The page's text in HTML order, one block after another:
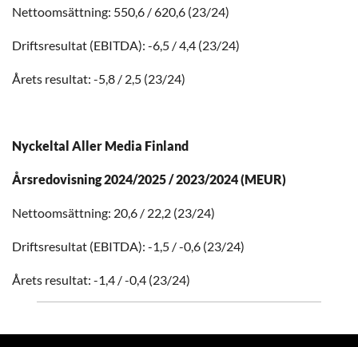
Nettoomsättning: 550,6 / 620,6 (23/24)
Driftsresultat (EBITDA): -6,5 / 4,4 (23/24)
Årets resultat: -5,8 / 2,5 (23/24)
Nyckeltal Aller Media Finland
Årsredovisning 2024/2025 / 2023/2024 (MEUR)
Nettoomsättning: 20,6 / 22,2 (23/24)
Driftsresultat (EBITDA): -1,5 / -0,6 (23/24)
Årets resultat: -1,4 / -0,4 (23/24)